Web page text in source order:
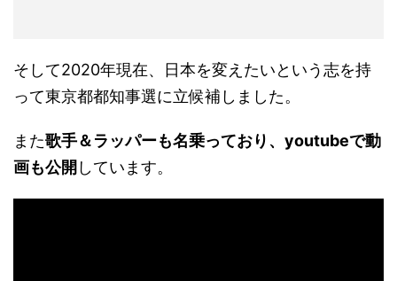
そして2020年現在、日本を変えたいという志を持
って東京都都知事選に立候補しました。
また歌手＆ラッパーも名乗っており、youtubeで動
画も公開 しています。